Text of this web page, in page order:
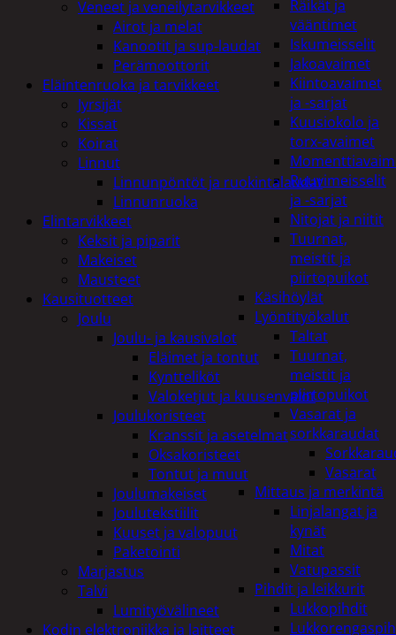
Räikät ja
vääntimet
Iskumeisselit
Jakoavaimet
Kiintoavaimet
ja -sarjat
Kuusiokolo ja
torx-avaimet
Ruuvimeisselit
ja -sarjat
Nitojat ja niitit
Tuurnat,
meistit ja
piirtopuikot
Käsihöylät
Lyöntityökalut
Taltat
Tuurnat,
meistit ja
piirtopuikot
Vasarat ja
sorkkaraudat
Vasarat
Mittaus ja merkintä
Linjalangat ja
kynät
Mitat
Vatupassit
Pihdit ja leikkurit
Lukkopihdit
Veneet ja veneilytarvikkeet
Airot ja melat
Kanootit ja sup-laudat
Perämoottorit
Eläintenruoka ja tarvikkeet
Jyrsijät
Kissat
Koirat
Linnut
Linnunpöntöt ja ruokintalaudat
Linnunruoka
Elintarvikkeet
Keksit ja piparit
Makeiset
Mausteet
Kausituotteet
Joulu
Joulu- ja kausivalot
Eläimet ja tontut
Kyntteliköt
Valoketjut ja kuusenvalot
Joulukoristeet
Kranssit ja asetelmat
Oksakoristeet
Tontut ja muut
Joulumakeiset
Joulutekstiilit
Kuuset ja valopuut
Paketointi
Marjastus
Talvi
Lumityövälineet
Kodin elektroniikka ja laitteet